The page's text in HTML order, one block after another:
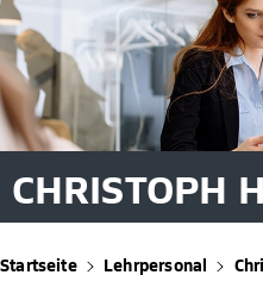
CHRISTOPH
Startseite Lehrpersonal